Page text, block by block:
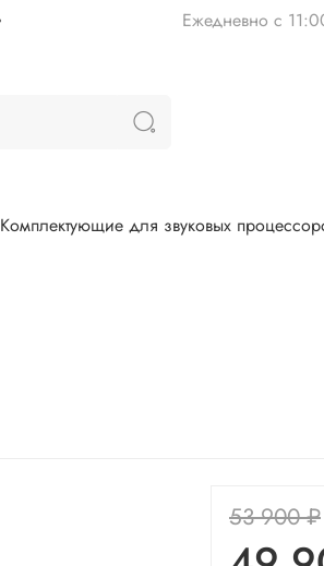
Ежедневно с
Комплектующие для звуковых
53 900 ₽